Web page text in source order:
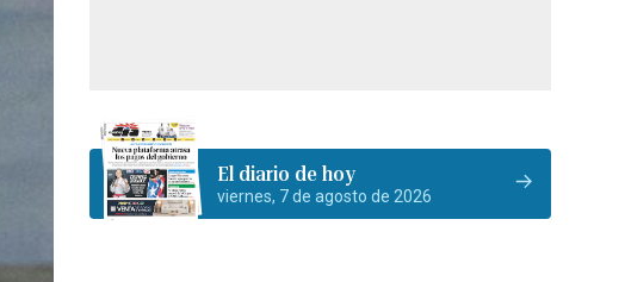
El diario de hoy
viernes, 7 de agosto de 2026